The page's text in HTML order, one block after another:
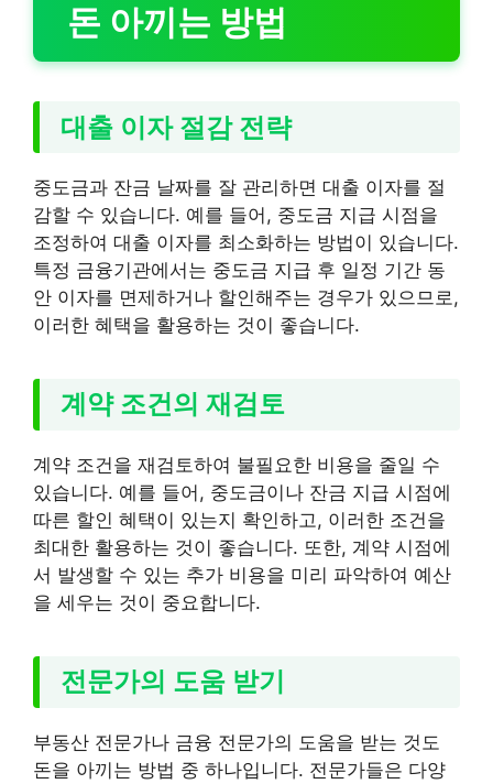
돈 아끼는 방법
대출 이자 절감 전략
중도금과 잔금 날짜를 잘 관리하면 대출 이자를 절
감할 수 있습니다. 예를 들어, 중도금 지급 시점을
조정하여 대출 이자를 최소화하는 방법이 있습니다.
특정 금융기관에서는 중도금 지급 후 일정 기간 동
안 이자를 면제하거나 할인해주는 경우가 있으므로,
이러한 혜택을 활용하는 것이 좋습니다.
계약 조건의 재검토
계약 조건을 재검토하여 불필요한 비용을 줄일 수
있습니다. 예를 들어, 중도금이나 잔금 지급 시점에
따른 할인 혜택이 있는지 확인하고, 이러한 조건을
최대한 활용하는 것이 좋습니다. 또한, 계약 시점에
서 발생할 수 있는 추가 비용을 미리 파악하여 예산
을 세우는 것이 중요합니다.
전문가의 도움 받기
부동산 전문가나 금융 전문가의 도움을 받는 것도
돈을 아끼는 방법 중 하나입니다. 전문가들은 다양